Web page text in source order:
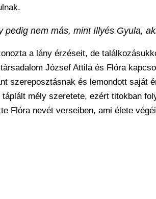
pedig nem más, mint Illyés Gyula,
a lány érzéseit, de
József Attila és Flóra
szereposztásnak és lemondott saját
mély szeretete, ezért titokban
Flóra nevét verseiben, ami élete